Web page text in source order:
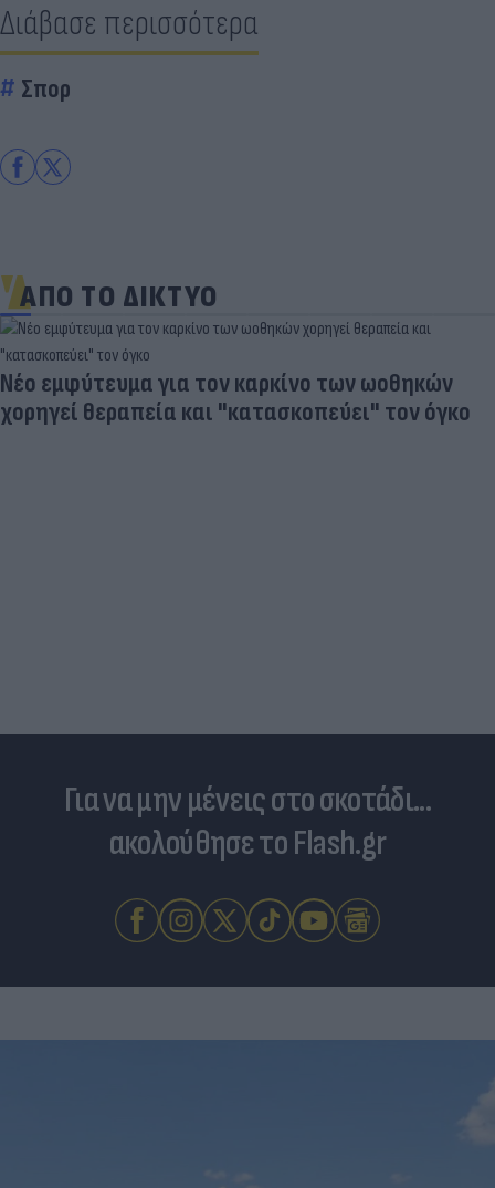
Διάβασε περισσότερα
Σπορ
ΑΠΟ ΤΟ ΔΙΚΤΥΟ
Για να μην μένεις στο σκοτάδι...
ακολούθησε το Flash.gr